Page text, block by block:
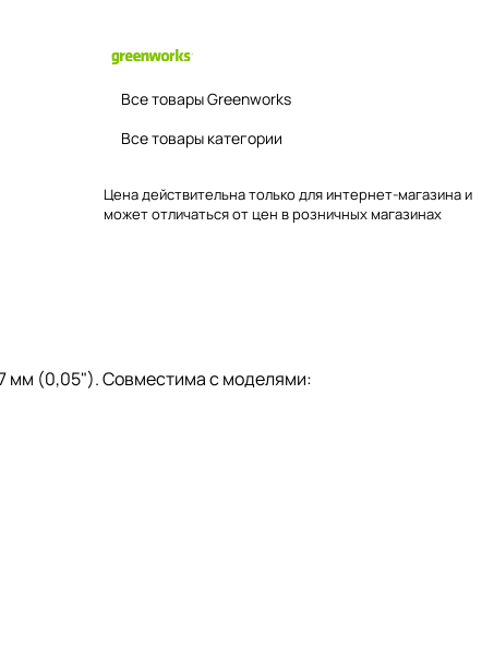
Все товары Greenworks
Все товары категории
Цена действительна только для интернет-магазина и
может отличаться от цен в розничных магазинах
мм (0,05"). Совместима с моделями: